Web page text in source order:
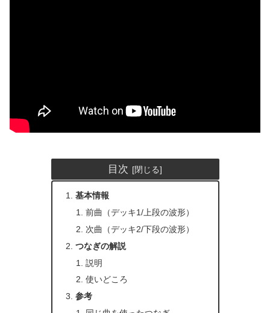
目次
基本情報
前曲（デッキ1/上段の波形）
次曲（デッキ2/下段の波形）
つなぎの解説
説明
使いどころ
参考